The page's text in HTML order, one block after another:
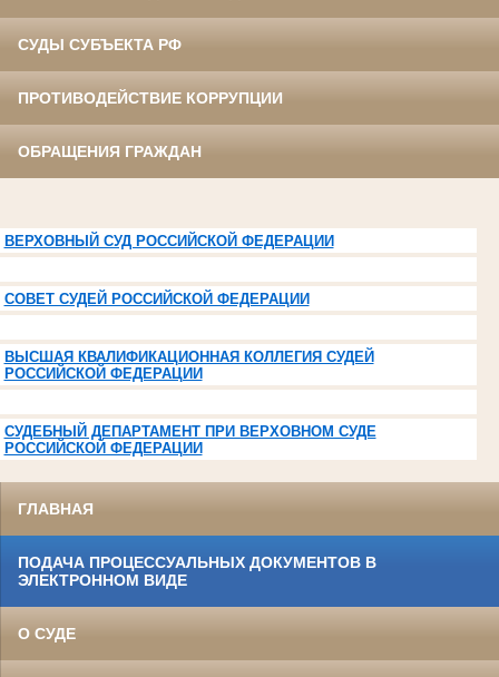
СУДЫ СУБЪЕКТА РФ
ПРОТИВОДЕЙСТВИЕ КОРРУПЦИИ
ОБРАЩЕНИЯ ГРАЖДАН
ВЕРХОВНЫЙ СУД РОССИЙСКОЙ ФЕДЕРАЦИИ
СОВЕТ СУДЕЙ РОССИЙСКОЙ ФЕДЕРАЦИИ
ВЫСШАЯ КВАЛИФИКАЦИОННАЯ КОЛЛЕГИЯ СУДЕЙ
РОССИЙСКОЙ ФЕДЕРАЦИИ
СУДЕБНЫЙ ДЕПАРТАМЕНТ ПРИ ВЕРХОВНОМ СУДЕ
РОССИЙСКОЙ ФЕДЕРАЦИИ
ГЛАВНАЯ
ПОДАЧА ПРОЦЕССУАЛЬНЫХ ДОКУМЕНТОВ В
ЭЛЕКТРОННОМ ВИДЕ
О СУДЕ